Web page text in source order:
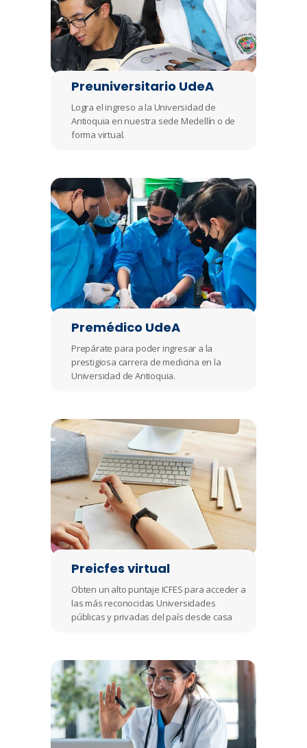
Preuniversitario UdeA
Logra el ingreso a la Universidad de
Antioquia en nuestra sede Medellín o de
forma virtual.
Premédico UdeA
Prepárate para poder ingresar a la
prestigiosa carrera de medicina en la
Universidad de Antioquia.
Preicfes virtual
Obten un alto puntaje ICFES para acceder a
las más reconocidas Universidades
públicas y privadas del país desde casa